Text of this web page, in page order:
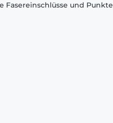
Fasereinschlüsse und